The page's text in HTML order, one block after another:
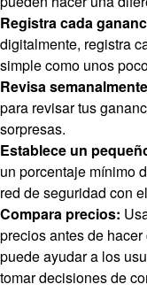
Registra cada
digitalmente, registra
simple como unos
Revisa
para revisar tus
sorpresas.
Establece un
un porcentaje mínimo
red de seguridad con
Compara precios:
precios antes de
puede ayudar a los
tomar decisiones de